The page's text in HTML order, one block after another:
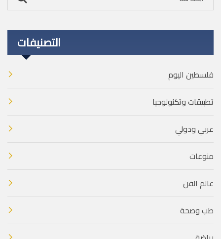
التصنيفات
فلسطين اليوم
تطبيقات وتكنولوجيا
عربي ودولي
منوعات
عالم الفن
طب وصحة